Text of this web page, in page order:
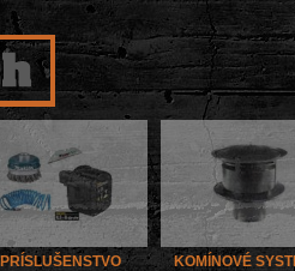
PRÍSLUŠENSTVO KOMÍNOVÉ